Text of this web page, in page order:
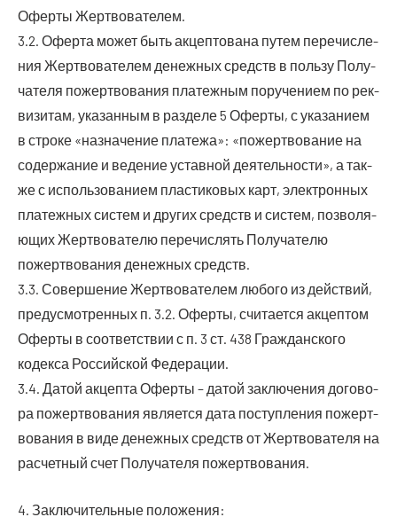
Офер­ты Жертвователем.
3.2. Офер­та может быть акцеп­то­ва­на путем пере­чис­ле­
ния Жерт­во­ва­те­лем денеж­ных средств в поль­зу Полу­
ча­те­ля пожерт­во­ва­ния пла­теж­ным пору­че­ни­ем по рек­
ви­зи­там, ука­зан­ным в раз­де­ле 5 Офер­ты, с ука­за­ни­ем
в стро­ке «назна­че­ние пла­те­жа»: «пожерт­во­ва­ние на
содер­жа­ние и веде­ние устав­ной дея­тель­но­сти», а так­
же с исполь­зо­ва­ни­ем пла­сти­ко­вых карт, элек­трон­ных
пла­теж­ных систем и дру­гих средств и систем, поз­во­ля­
ю­щих Жерт­во­ва­те­лю пере­чис­лять Полу­ча­те­лю
пожерт­во­ва­ния денеж­ных средств.
3.3. Совер­ше­ние Жерт­во­ва­те­лем любо­го из дей­ствий,
преду­смот­рен­ных п. 3.2. Офер­ты, счи­та­ет­ся акцеп­том
Офер­ты в соот­вет­ствии с п. 3 ст. 438 Граж­дан­ско­го
кодек­са Рос­сий­ской Федерации.
3.4. Датой акцеп­та Офер­ты – датой заклю­че­ния дого­во­
ра пожерт­во­ва­ния явля­ет­ся дата поступ­ле­ния пожерт­
во­ва­ния в виде денеж­ных средств от Жерт­во­ва­те­ля на
рас­чет­ный счет Полу­ча­те­ля пожертвования.
4. Заклю­чи­тель­ные положения: